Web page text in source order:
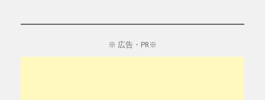
※ 広告・PR※